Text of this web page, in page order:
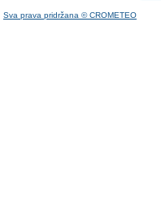
Sva prava pridržana © CROMETEO